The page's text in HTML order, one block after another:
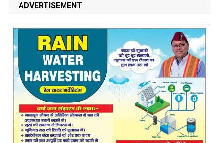
ADVERTISEMENT